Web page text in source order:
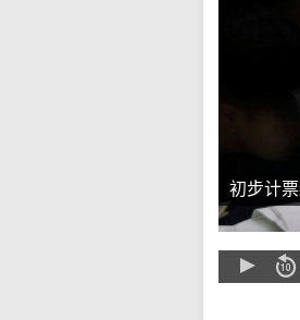
初步计